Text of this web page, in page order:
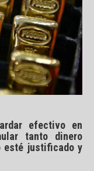
efectivo en
tanto dinero
esté justificado y